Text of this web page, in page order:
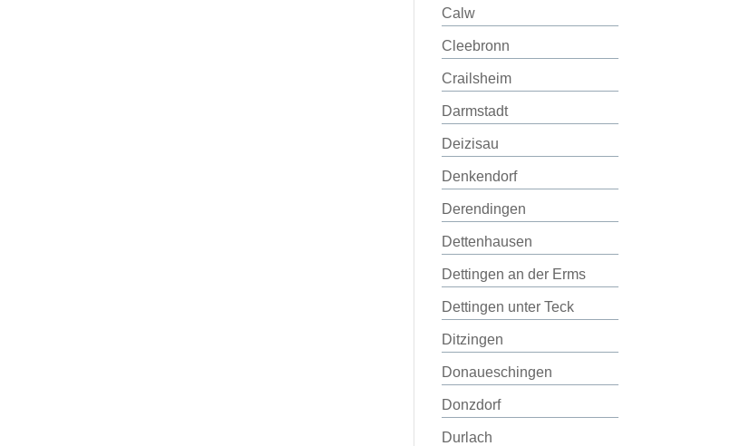
Calw
Cleebronn
Crailsheim
Darmstadt
Deizisau
Denkendorf
Derendingen
Dettenhausen
Dettingen an der Erms
Dettingen unter Teck
Ditzingen
Donaueschingen
Donzdorf
Durlach